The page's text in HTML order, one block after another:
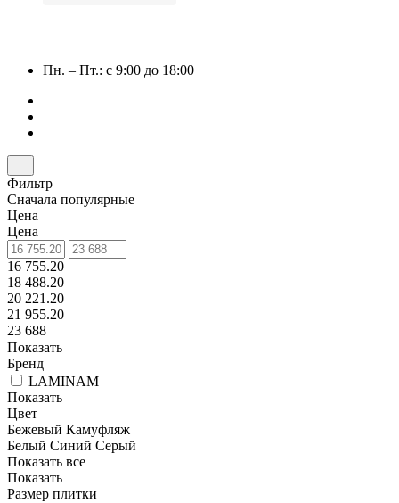
Пн. – Пт.: с 9:00 до 18:00
Фильтр
Сначала популярные
Цена
Цена
16 755.20
18 488.20
20 221.20
21 955.20
23 688
Показать
Бренд
LAMINAM
Показать
Цвет
Бежевый Камуфляж
Белый Синий Серый
Показать все
Показать
Размер плитки